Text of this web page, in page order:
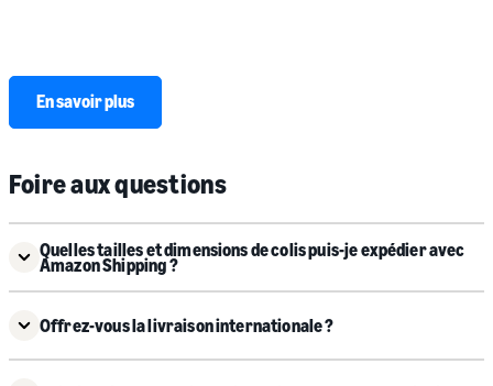
En savoir plus
Foire aux questions
Quelles tailles et dimensions de colis puis-je expédier avec
Amazon Shipping ?
Offrez-vous la livraison internationale ?